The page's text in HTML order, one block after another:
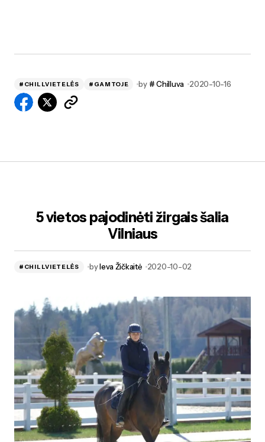
#CHILLVIETELĖS #GAMTOJE by # Chilluva 2020-10-16
5 vietos pajodinėti žirgais šalia
Vilniaus
#CHILLVIETELĖS byIeva Žičkaitė 2020-10-02